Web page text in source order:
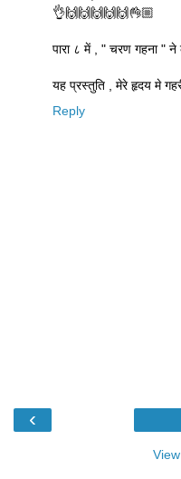
👌🙌🙌🙌🙌🙌👌🏼
पारा ८ में , " चरण गहना " ने
यह प्रस्तुति , मेरे हृदय मे
Reply
‹